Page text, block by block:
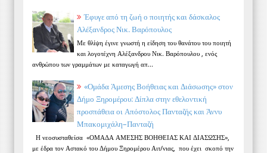
Έφυγε από τη ζωή ο ποιητής και δάσκαλος
Αλέξανδρος Νικ. Βαρόπουλος
Με θλίψη έγινε γνωστή η είδηση του θανάτου του ποιητή
και λογοτέχνη Αλέξανδρου Νικ. Βαρόπουλου , ενός
ανθρώπου των γραμμάτων με καταγωγή απ...
«Ομάδα Άμεσης Βοήθειας και Διάσωσης» στον
Δήμο Ξηρομέρου: Δίπλα στην εθελοντική
προσπάθεια οι Απόστολος Πανταζής και Άννυ
Μπακομιχάλη–Πανταζή
Η νεοσυσταθείσα «ΟΜΑΔΑ ΑΜΕΣΗΣ ΒΟΗΘΕΙΑΣ ΚΑΙ ΔΙΑΣΩΣΗΣ»,
με έδρα τον Αστακό του Δήμου Ξηρομέρου Αιτ/νιας, που έχει σκοπό την